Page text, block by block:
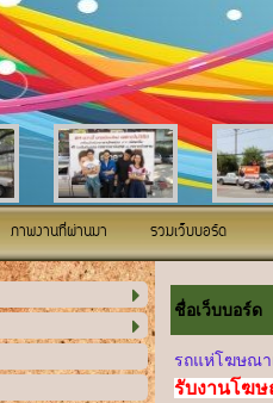
ภาพงานที่ผ่านมา รวมเว็บบอร์ด
ชื่อเว็บบอร์ด
รถแห่โฆษณา
รับงานโฆ